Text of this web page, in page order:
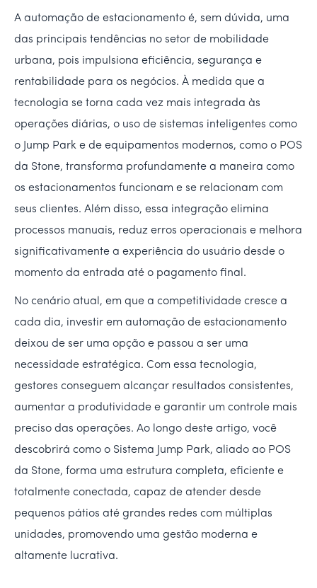
A automação de estacionamento é, sem dúvida, uma
das principais tendências no setor de mobilidade
urbana, pois impulsiona eficiência, segurança e
rentabilidade para os negócios. À medida que a
tecnologia se torna cada vez mais integrada às
operações diárias, o uso de sistemas inteligentes como
o Jump Park e de equipamentos modernos, como o POS
da Stone, transforma profundamente a maneira como
os estacionamentos funcionam e se relacionam com
seus clientes. Além disso, essa integração elimina
processos manuais, reduz erros operacionais e melhora
significativamente a experiência do usuário desde o
momento da entrada até o pagamento final.
No cenário atual, em que a competitividade cresce a
cada dia, investir em automação de estacionamento
deixou de ser uma opção e passou a ser uma
necessidade estratégica. Com essa tecnologia,
gestores conseguem alcançar resultados consistentes,
aumentar a produtividade e garantir um controle mais
preciso das operações. Ao longo deste artigo, você
descobrirá como o Sistema Jump Park, aliado ao POS
da Stone, forma uma estrutura completa, eficiente e
totalmente conectada, capaz de atender desde
pequenos pátios até grandes redes com múltiplas
unidades, promovendo uma gestão moderna e
altamente lucrativa.